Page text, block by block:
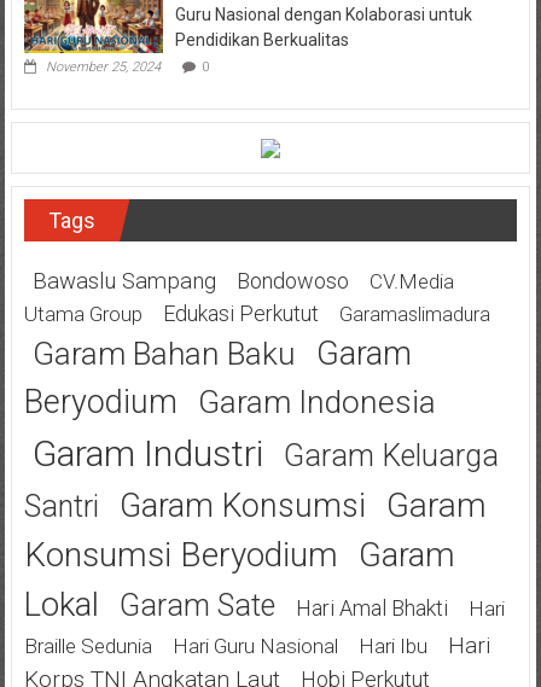
Guru Nasional dengan Kolaborasi untuk
Pendidikan Berkualitas
November 25, 2024 0
Tags
Bawaslu Sampang Bondowoso
CV.Media
Utama Group
Edukasi Perkutut Garamaslimadura
Garam Bahan Baku
Garam
Beryodium
Garam Indonesia
Garam Industri
Garam Keluarga
Santri
Garam Konsumsi
Garam
Konsumsi Beryodium
Garam
Lokal
Garam Sate Hari Amal Bhakti
Hari
Braille Sedunia
Hari Guru Nasional Hari Ibu
Hari
Korps TNI Angkatan Laut
Hobi Perkutut